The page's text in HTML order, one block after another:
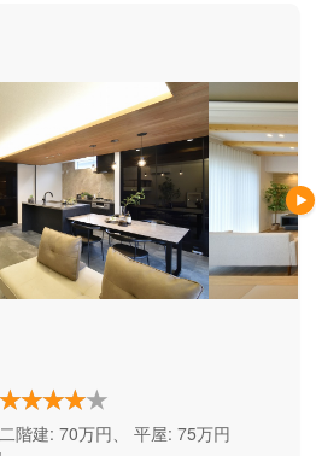
二階建: 70万円、 平屋: 75万円